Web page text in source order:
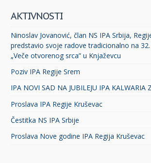
AKTIVNOSTI
Ninoslav Jovanović, član NS IPA Srbija,
predstavio svoje radove tradicionalno na
„Veče otvorenog srca” u Knjaževcu
Poziv IPA Regije Srem
IPA NOVI SAD NA JUBILEJU IPA KALWARIA
Proslava IPA Regije Kruševac
Čestitka NS IPA Srbije
Proslava Nove godine IPA Regija Kruševac